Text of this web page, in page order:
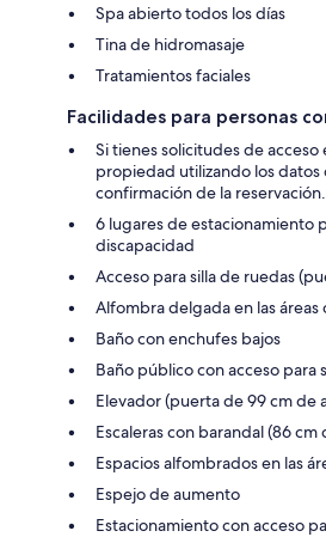
Spa abierto todos los días
Tina de hidromasaje
Tratamientos faciales
Facilidades para personas
Si tienes solicitudes de acceso
propiedad utilizando los datos
confirmación de la reservación.
6 lugares de estacionamiento
discapacidad
Acceso para silla de ruedas
Alfombra delgada en las áreas
Baño con enchufes bajos
Baño público con acceso para
Elevador (puerta de 99 cm de
Escaleras con barandal (86 cm
Espacios alfombrados en las
Espejo de aumento
Estacionamiento con acceso